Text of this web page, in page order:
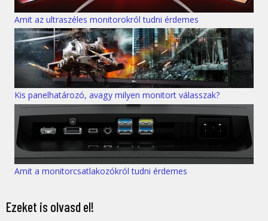
Amit az ultraszéles monitorokról tudni érdemes
Kis panelhatározó, avagy milyen monitort válasszak?
Amit a monitorcsatlakozókról tudni érdemes
Ezeket is olvasd el!